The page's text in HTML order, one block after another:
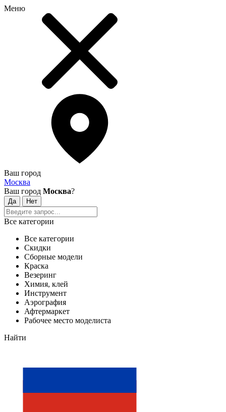
Меню
Ваш город
Москва
Ваш город Москва?
Все категории
Все категории
Скидки
Сборные модели
Краска
Везеринг
Химия, клей
Инструмент
Аэрография
Афтермаркет
Рабочее место моделиста
Найти